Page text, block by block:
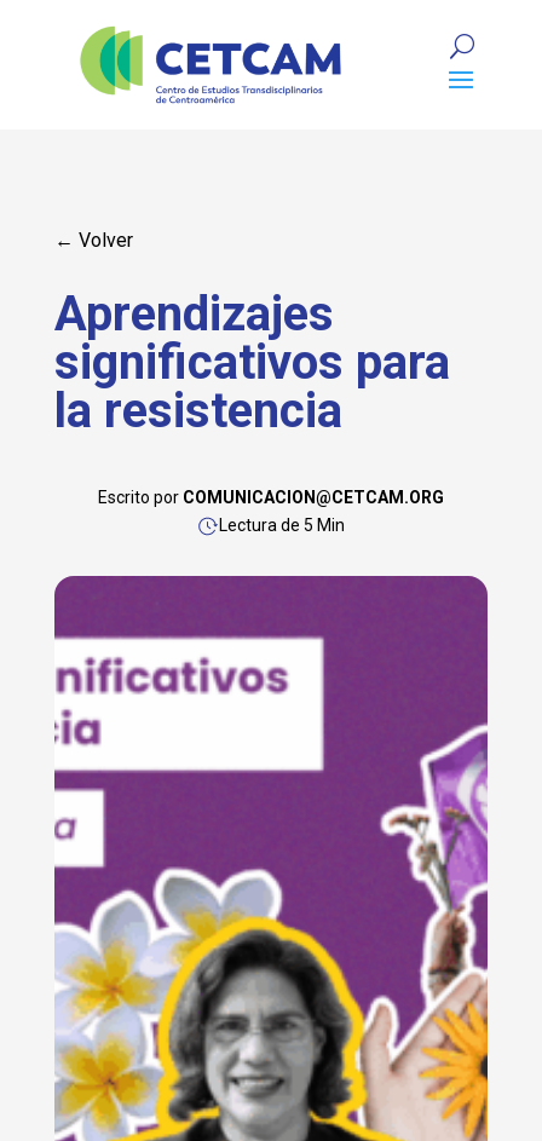
← Volver
Aprendizajes
significativos para
la resistencia
Escrito por COMUNICACION@CETCAM.ORG
Lectura de 5 Min